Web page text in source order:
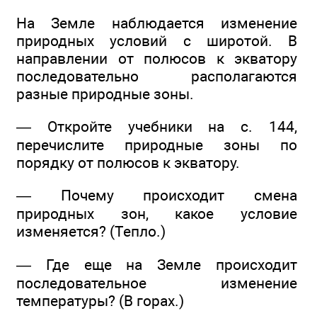
На Земле наблюдается изменение
природных условий с широтой. В
направлении от полюсов к экватору
последовательно располагаются
разные природные зоны.
— Откройте учебники на с. 144,
перечислите природные зоны по
порядку от полюсов к экватору.
— Почему происходит смена
природных зон, какое условие
изменяется? (Тепло.)
— Где еще на Земле происходит
последовательное изменение
температуры? (В горах.)